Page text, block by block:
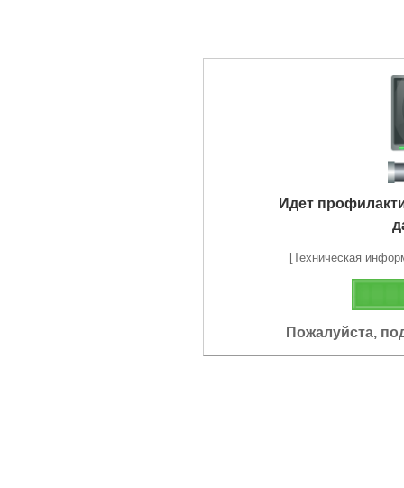
Идет
[Техническая
Пожалуйста,